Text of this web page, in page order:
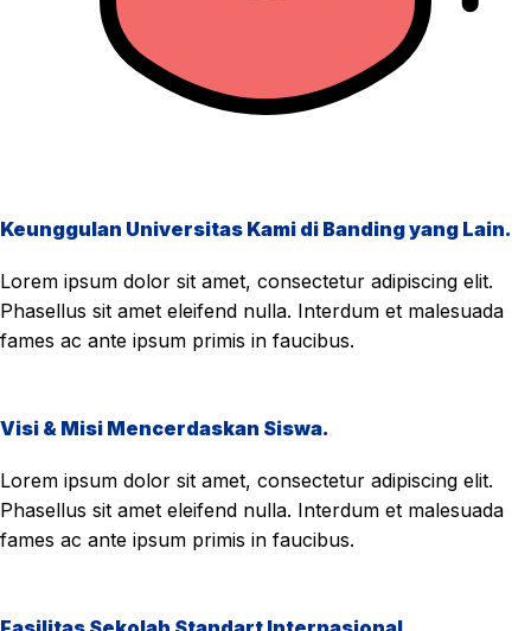
Keunggulan Universitas Kami di Banding yang Lain.
Lorem ipsum dolor sit amet, consectetur adipiscing elit.
Phasellus sit amet eleifend nulla. Interdum et malesuada
fames ac ante ipsum primis in faucibus.
Visi & Misi Mencerdaskan Siswa.
Lorem ipsum dolor sit amet, consectetur adipiscing elit.
Phasellus sit amet eleifend nulla. Interdum et malesuada
fames ac ante ipsum primis in faucibus.